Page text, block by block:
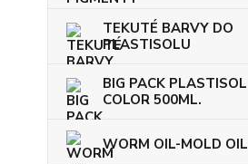
TEKUTÉ BARVY DO
PLASTISOLU
BIG PACK PLASTISOL
COLOR 500ML.
WORM OIL-MOLD OIL